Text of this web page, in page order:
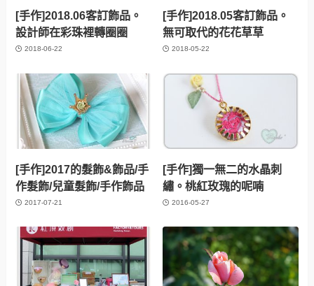
[手作]2018.06客訂飾品。
設計師在彩珠裡轉圈圈
2018-06-22
[手作]2018.05客訂飾品。
無可取代的花花草草
2018-05-22
[手作]2017的髮飾&飾品/手
作髮飾/兒童髮飾/手作飾品
2017-07-21
[手作]獨一無二的水晶刺
繡。桃紅玫瑰的呢喃
2016-05-27